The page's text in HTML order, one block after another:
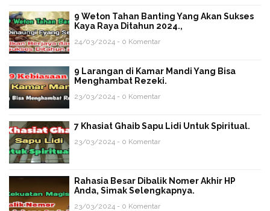
9 Weton Tahan Banting Yang Akan Sukses
Kaya Raya Ditahun 2024.,
24/03/2024 - 0 Komentar
9 Larangan di Kamar Mandi Yang Bisa
Menghambat Rezeki.
23/03/2024 - 0 Komentar
7 Khasiat Ghaib Sapu Lidi Untuk Spiritual.
23/03/2024 - 0 Komentar
Rahasia Besar Dibalik Nomer Akhir HP
Anda, Simak Selengkapnya.
23/03/2024 - 0 Komentar